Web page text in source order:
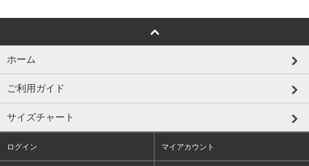
ホーム
ご利用ガイド
サイズチャート
ログイン マイアカウント